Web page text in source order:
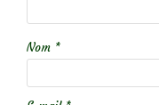
Nom *